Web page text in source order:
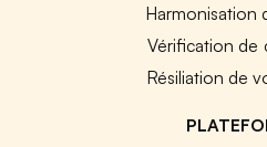
Harmonisation
Vérification de
Résiliation de